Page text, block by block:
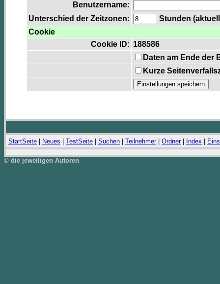
Benutzername:
Unterschied der Zeitzonen:
Stunden
Cookie
Cookie ID: 188586
Daten am Ende der
Kurze
StartSeite Neues TestSeite Suchen Teilnehmer| Ordner| Index
© die jeweiligen Autoren